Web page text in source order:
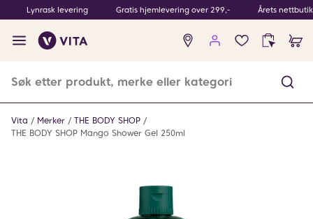
Lynrask levering Gratis hjemlevering over 299,- Årets
Ingen
produkter
Vita Merker
THE BODY SHOP
THE BODY SHOP Mango Shower Gel 250ml